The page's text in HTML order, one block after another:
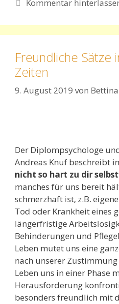
Kommentar
Freundliche Sätze
Zeiten
9. August 2019 von
Der Diplompsychologe
Andreas Knuf beschreibt
nicht so hart zu dir selbst
manches für uns bereit
schmerzhaft ist, z.B.
Tod oder Krankheit eines
längerfristige
Behinderungen und
Leben mutet uns eine
nach unserer
Leben uns in einer Phase
Herausforderung
besonders freundlich mit